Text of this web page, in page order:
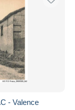
- Valence